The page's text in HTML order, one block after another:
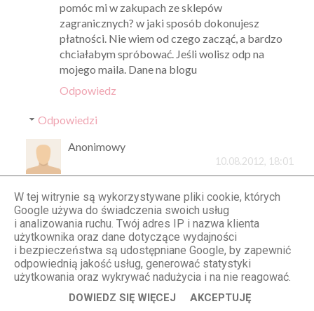
pomóc mi w zakupach ze sklepów
zagranicznych? w jaki sposób dokonujesz
płatności. Nie wiem od czego zacząć, a bardzo
chciałabym spróbować. Jeśli wolisz odp na
mojego maila. Dane na blogu
Odpowiedz
Odpowiedzi
Anonimowy
10.08.2012, 18:01
sobie konto w paypal, pozniej jesli bedziesz
chciala zakupic jakakolwiek rzecz zaznaczasz
forme platnosci przez paypal i automatycznie
paypal sciaga pieniadze z Twojego konta:)
Sonja
12.08.2012, 00:43
W tej witrynie są wykorzystywane pliki cookie, których
Google używa do świadczenia swoich usług
i analizowania ruchu. Twój adres IP i nazwa klienta
użytkownika oraz dane dotyczące wydajności
i bezpieczeństwa są udostępniane Google, by zapewnić
odpowiednią jakość usług, generować statystyki
użytkowania oraz wykrywać nadużycia i na nie reagować.
DOWIEDZ SIĘ WIĘCEJ AKCEPTUJĘ